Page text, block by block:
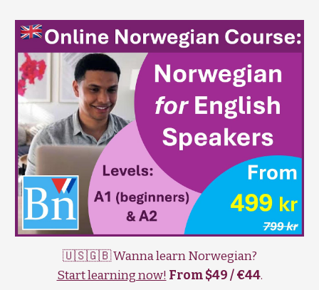
🇺🇸🇬🇧 Wanna learn Norwegian?
Start learning now! From $49 / €44.